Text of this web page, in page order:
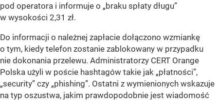
pod operatora i informuje o „braku spłaty długu”
w wysokości 2,31 zł.
Do informacji o należnej zapłacie dołączono wzmiankę
o tym, kiedy telefon zostanie zablokowany w przypadku
nie dokonania przelewu. Administratorzy CERT Orange
Polska użyli w poście hashtagów takie jak „płatności”,
„security” czy „phishing”. Ostatni z wymienionych wskazuje
na typ oszustwa, jakim prawdopodobnie jest wiadomość